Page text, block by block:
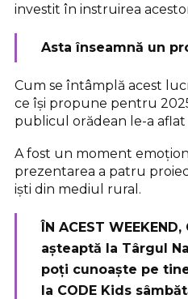
investit în instruirea
Asta înseamnă un
Cum se întâmplă acest
ce își propune pentru
publicul orădean le-a aflat
A fost un moment
prezentarea a patru
iști din mediul rural.
ÎN ACEST WEEKEND,
așteaptă la Târgul
poți cunoaște pe
la CODE Kids